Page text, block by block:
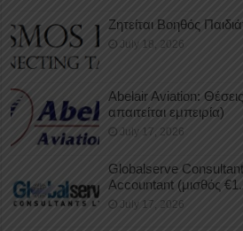
Ζητείται Βοηθός
July 18, 2026
Abelair Aviation:
απαιτείται εμπειρία)
July 17, 2026
Globalserve
Accountant (μισθός
July 17, 2026